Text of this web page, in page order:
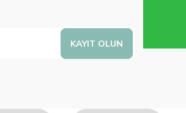
KAYIT OLUN